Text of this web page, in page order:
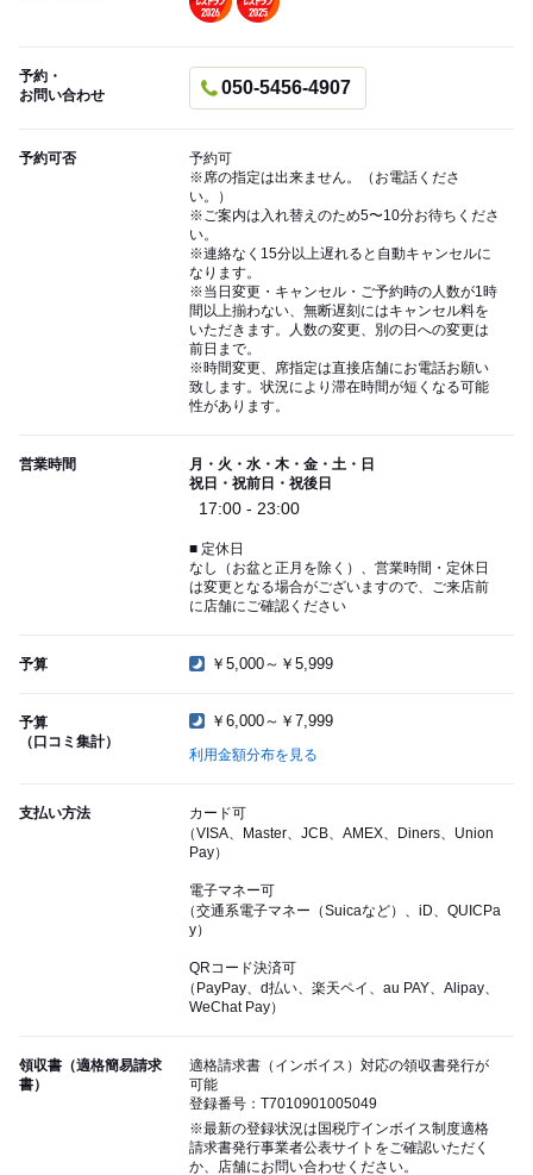
予約・
お問い合わせ
050-5456-4907
予約可否
予約可
※席の指定は出来ません。（お電話くださ
い。）
※ご案内は入れ替えのため5〜10分お待ちくださ
い。
※連絡なく15分以上遅れると自動キャンセルに
なります。
※当日変更・キャンセル・ご予約時の人数が1時
間以上揃わない、無断遅刻にはキャンセル料を
いただきます。人数の変更、別の日への変更は
前日まで。
※時間変更、席指定は直接店舗にお電話お願い
致します。状況により滞在時間が短くなる可能
性があります。
営業時間
月・火・水・木・金・土・日
祝日・祝前日・祝後日
17:00 - 23:00
■ 定休日
なし（お盆と正月を除く）、営業時間・定休日
は変更となる場合がございますので、ご来店前
に店舗にご確認ください
予算 ￥5,000～￥5,999
予算
（口コミ集計）
￥6,000～￥7,999
利用金額分布を見る
支払い方法
カード可
（VISA、Master、JCB、AMEX、Diners、Union
Pay）
電子マネー可
（交通系電子マネー（Suicaなど）、iD、QUICPa
y）
QRコード決済可
（PayPay、d払い、楽天ペイ、au PAY、Alipay、
WeChat Pay）
領収書（適格簡易請求
書）
適格請求書（インボイス）対応の領収書発行が
可能
登録番号：T7010901005049
※最新の登録状況は国税庁インボイス制度適格
請求書発行事業者公表サイトをご確認いただく
か、店舗にお問い合わせください。